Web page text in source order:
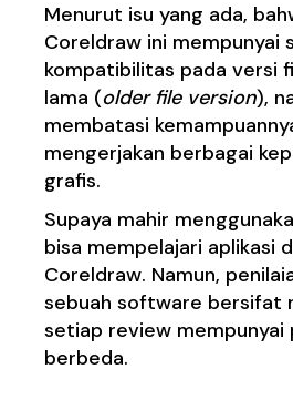
Menurut isu yang ada,
Coreldraw ini mempunyai
kompatibilitas pada versi
lama (older file version),
membatasi
mengerjakan berbagai
grafis.
Supaya mahir
bisa mempelajari aplikasi
Coreldraw. Namun,
sebuah software bersifat
setiap review mempunyai
berbeda.